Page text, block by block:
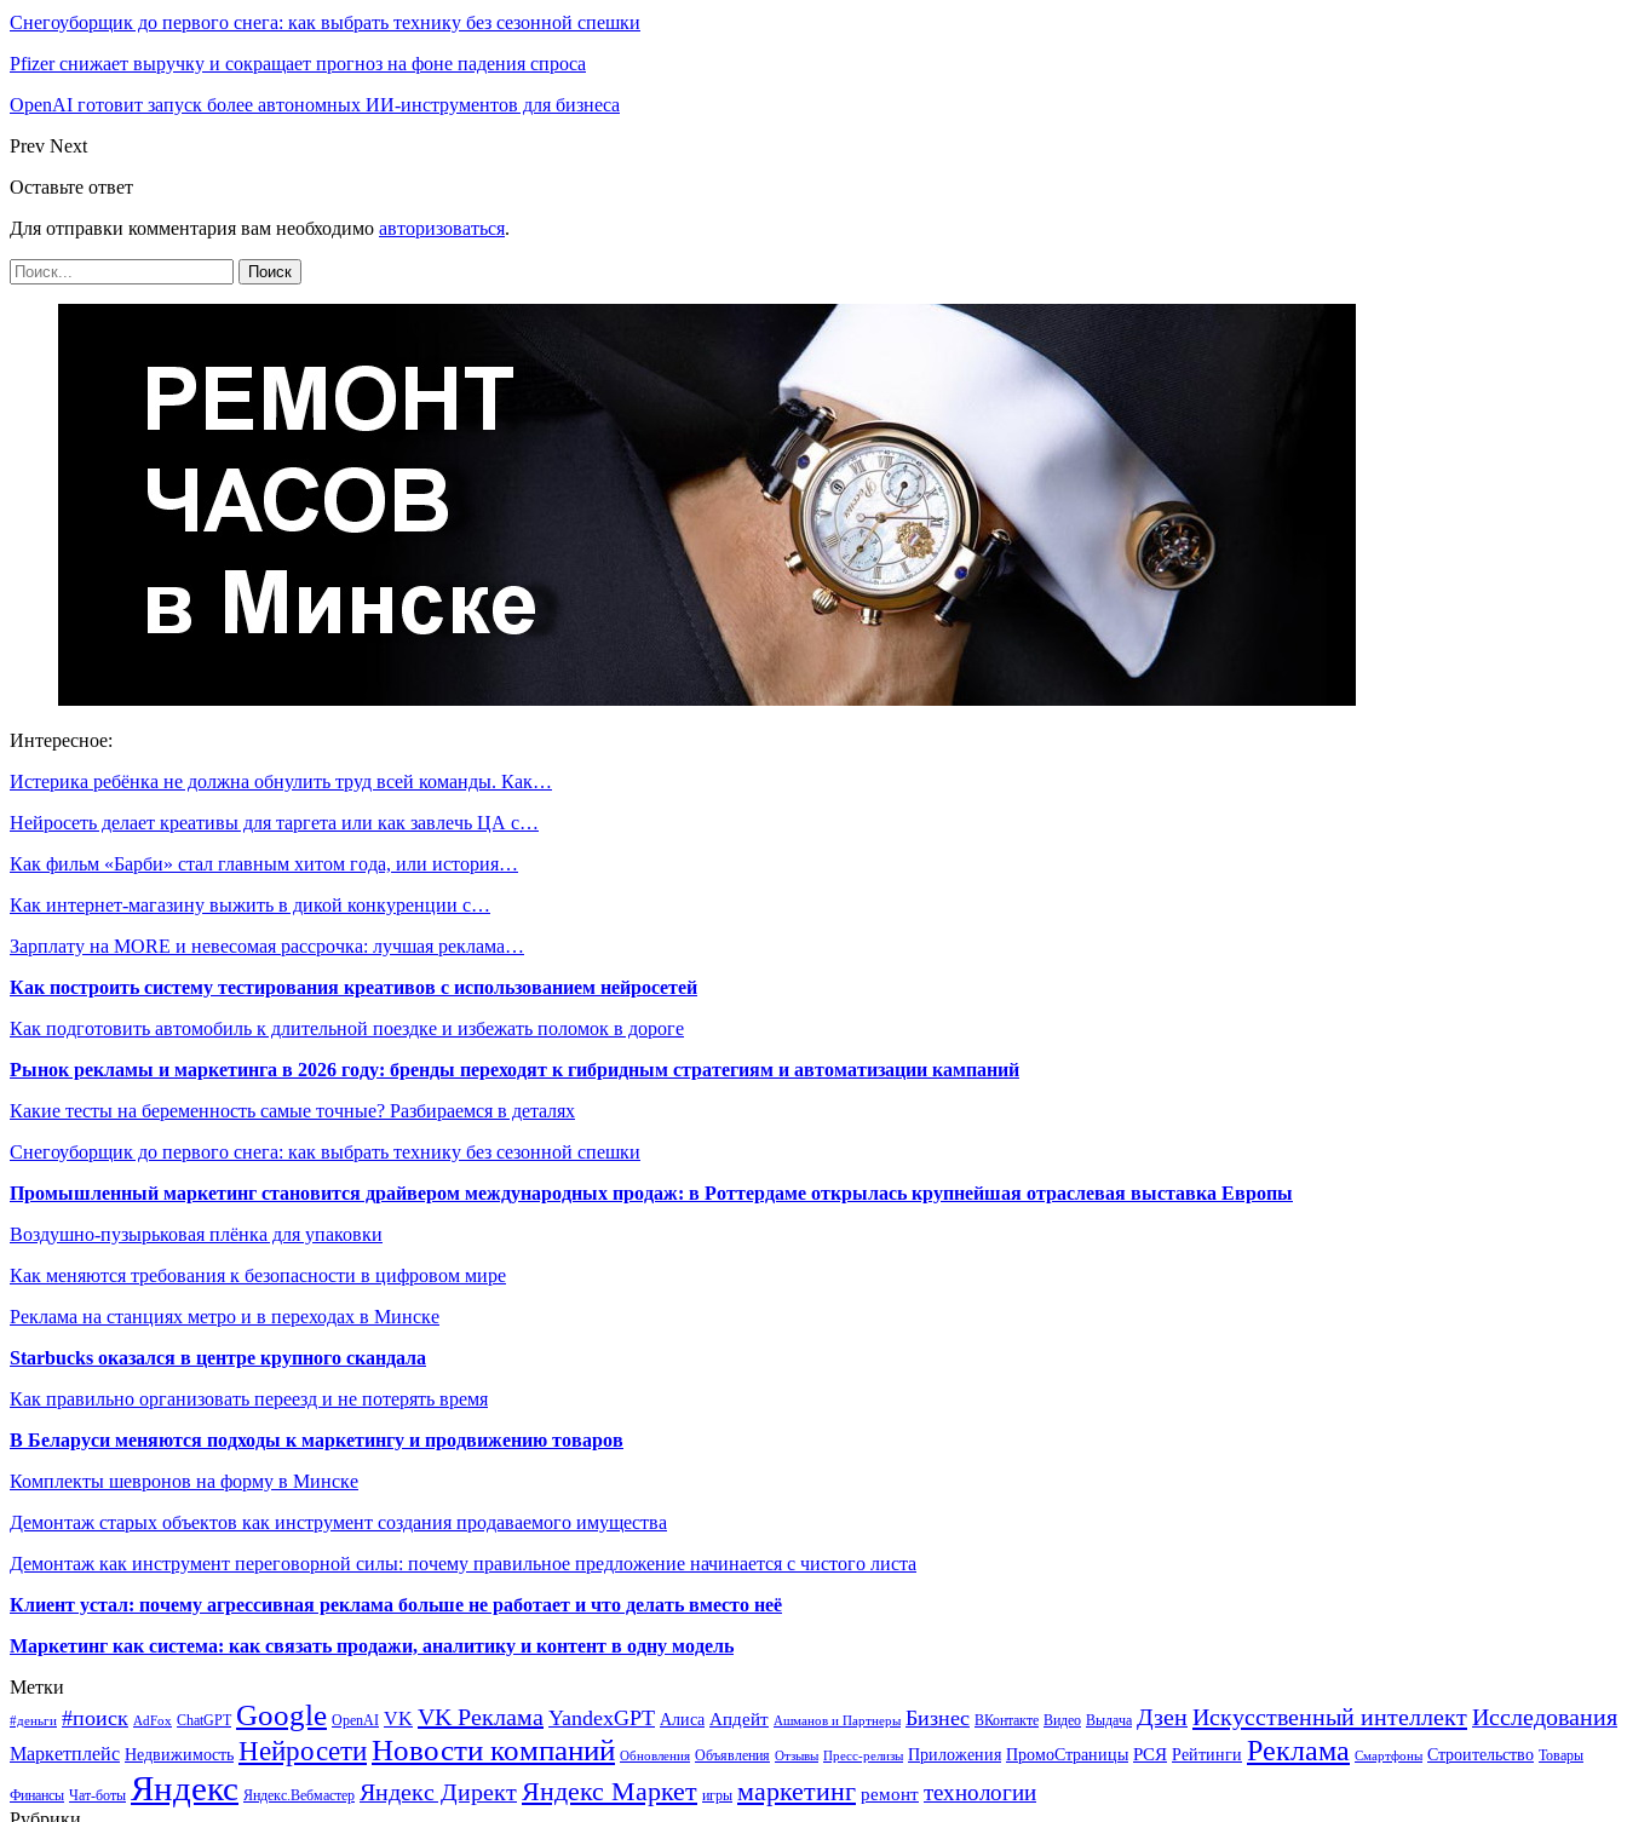
Снегоуборщик до первого снега: как выбрать технику без сезонной спешки
Pfizer снижает выручку и сокращает прогноз на фоне падения спроса
OpenAI готовит запуск более автономных ИИ-инструментов для бизнеса
Prev Next
Оставьте ответ
Для отправки комментария вам необходимо авторизоваться.
Интересное:
Истерика ребёнка не должна обнулить труд всей команды. Как…
Нейросеть делает креативы для таргета или как завлечь ЦА с…
Как фильм «Барби» стал главным хитом года, или история…
Как интернет-магазину выжить в дикой конкуренции с…
Зарплату на MORE и невесомая рассрочка: лучшая реклама…
Как построить систему тестирования креативов с использованием нейросетей
Как подготовить автомобиль к длительной поездке и избежать поломок в дороге
Рынок рекламы и маркетинга в 2026 году: бренды переходят к гибридным стратегиям и автоматизации кампаний
Какие тесты на беременность самые точные? Разбираемся в деталях
Снегоуборщик до первого снега: как выбрать технику без сезонной спешки
Промышленный маркетинг становится драйвером международных продаж: в Роттердаме открылась крупнейшая отраслевая выставка Европы
Воздушно-пузырьковая плёнка для упаковки
Как меняются требования к безопасности в цифровом мире
Реклама на станциях метро и в переходах в Минске
Starbucks оказался в центре крупного скандала
Как правильно организовать переезд и не потерять время
В Беларуси меняются подходы к маркетингу и продвижению товаров
Комплекты шевронов на форму в Минске
Демонтаж старых объектов как инструмент создания продаваемого имущества
Демонтаж как инструмент переговорной силы: почему правильное предложение начинается с чистого листа
Клиент устал: почему агрессивная реклама больше не работает и что делать вместо неё
Маркетинг как система: как связать продажи, аналитику и контент в одну модель
Метки
#деньги #поиск AdFox ChatGPT Google OpenAI VK VK Реклама YandexGPT Алиса Апдейт Ашманов и Партнеры Бизнес ВКонтакте Видео Выдача ДзенИскусственный интеллектИсследования
Маркетплейс Недвижимость НейросетиНовости компаний Обновления Объявления Отзывы Пресс-релизы Приложения ПромоСтраницы РСЯ Рейтинги Реклама Смартфоны Строительство Товары
Финансы Чат-боты Яндекс Яндекс.Вебмастер Яндекс Директ Яндекс Маркет игры маркетинг ремонт технологии